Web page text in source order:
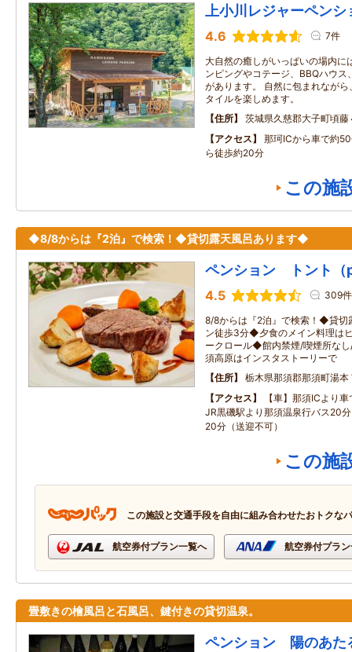
上小川レジャーペンシ
4.6 7件
大自然の癒しがいっぱいの場内に
ンピングやコテージ、BBQハウ
があります。 自然に包まれなが
タイルを楽しめます。
住所
茨城県久慈郡大子町頃藤
アクセス
那珂ICから車で約
ら徒歩約20分
この施
◆8/8からは『2泊』で検索！◆貸切露天風呂あります◆
ペンション トント
4.5 309件
8/8からは『2泊』で検索！◆貸
ン徒歩3分◆夕食のメイン料理は
ークロール◆館内禁煙/喫煙所な
須高原はインスタストーリーで
住所
栃木県那須郡那須町湯本
アクセス
【車】那須ICより
JR黒磯駅より那須温泉行バス20
20分（送迎不可）
この施
この施設と交通手段を自由に組み合わせたおトクな
航空券付プラン一覧へ 航空券付プラ
畳敷きの檜風呂と石風呂、鍵付きの貸切温泉。
ペンション 陽のあた